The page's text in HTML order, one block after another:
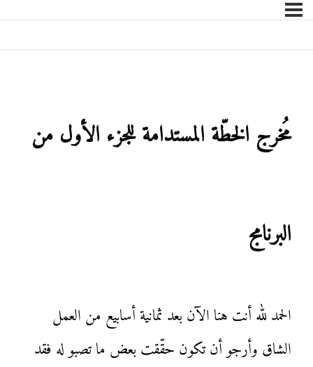
مُخرج الخطّة المستدامة للجزء الأول من
البرنامج
الحمد لله أنت هنا الآن بعد ثمانية أسابيع من العمل
الشاق وأرجو أن تكون حقّقت بعض ما تصبو له فقد